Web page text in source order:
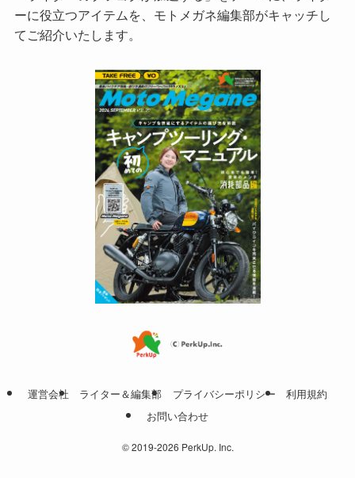
ーに役立つアイテムを、モトメガネ編集部がキャッチし
てご紹介いたします。
運営会社 ライター＆編集部 プライバシーポリシー
利用規約
お問い合わせ
©2019-2026 PerkUp. Inc.